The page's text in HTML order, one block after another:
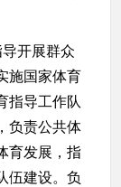
开展群众
施国家体育
指导工作队
负责公共体
育发展，指
伍建设。负